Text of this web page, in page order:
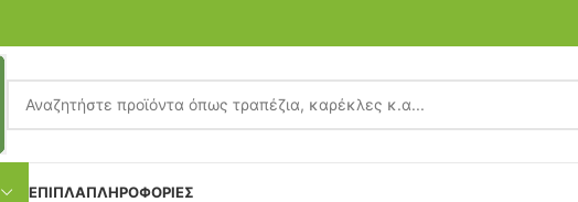
ΕΠΙΠΛΑΠΛΗΡΟΦΟΡΙΕΣ